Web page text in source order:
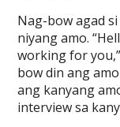
Nag-bow agad
niyang amo.
working for
bow din ang
ang kanyang
interview sa